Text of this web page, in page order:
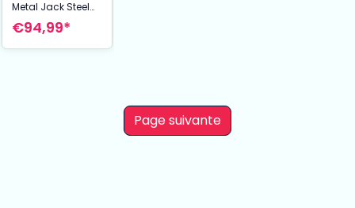
Metal Jack Steel
figurine Moderoid
Plastic Model Kit
€94,99*
Page suivante